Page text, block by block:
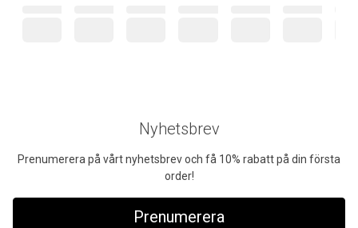
Nyhetsbrev
Prenumerera på vårt nyhetsbrev och få 10% rabatt på din första
order!
Prenumerera